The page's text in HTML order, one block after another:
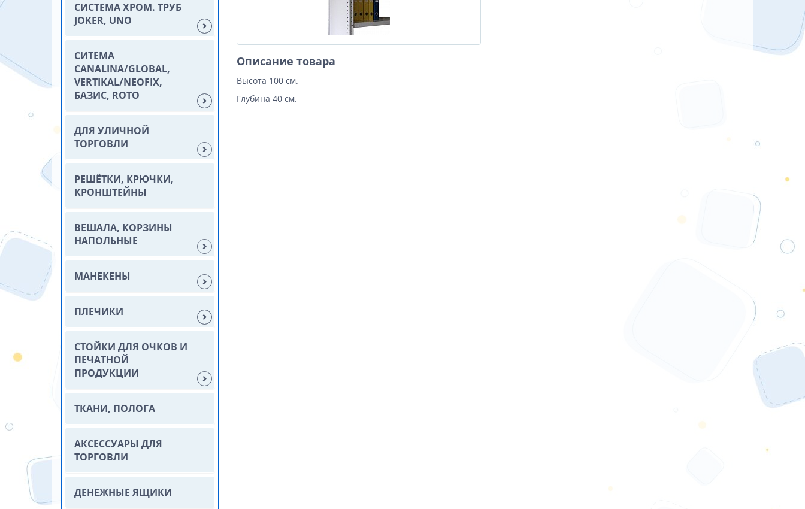
СИСТЕМА ХРОМ. ТРУБ
JOKER, UNO
СИТЕМА
CANALINA/GLOBAL,
VERTIKAL/NEOFIX,
БАЗИС, ROTO
ДЛЯ УЛИЧНОЙ
ТОРГОВЛИ
РЕШЁТКИ, КРЮЧКИ,
КРОНШТЕЙНЫ
ВЕШАЛА, КОРЗИНЫ
НАПОЛЬНЫЕ
МАНЕКЕНЫ
ПЛЕЧИКИ
СТОЙКИ ДЛЯ ОЧКОВ И
ПЕЧАТНОЙ
ПРОДУКЦИИ
ТКАНИ, ПОЛОГА
АКСЕССУАРЫ ДЛЯ
ТОРГОВЛИ
ДЕНЕЖНЫЕ ЯЩИКИ
Описание товара
Высота 100 см.
Глубина 40 см.